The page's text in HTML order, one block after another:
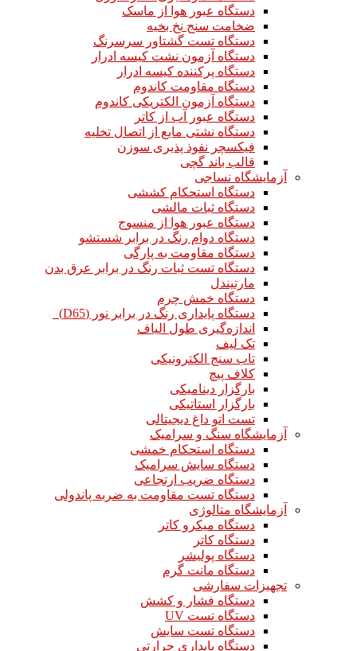
دستگاه عبور هوا از ماسک
ضخامت سنج نخ بخیه
دستگاه تست گشتاور سرسرنگ
دستگاه آزمون نشت کیسه ادرار
دستگاه پرکننده کیسه ادرار
دستگاه مقاومت کاندوم
دستگاه آزمون الکتریکی کاندوم
دستگاه عبور آب از کاتر
دستگاه نشتی مایع از اتصال تخلیه
فیکسچر نفوذ پذیری سوزن
قالب باند گچی
آزمایشگاه نساجی
دستگاه استحکام کششی
دستگاه ثبات مالشی
دستگاه عبور هوا از منسوج
دستگاه دوام رنگ در برابر شستشو
دستگاه مقاومت به پارگی
دستگاه تست ثبات رنگ در برابر عرق بدن
مارتیندل
دستگاه خمش چرم
دستگاه پایداری رنگ در برابر نور (D65)
اندازه‌گیری طول الیاف
تک لیف
تاب سنج الکترونیکی
کلاف پیچ
بارگزار دینامیکی
بارگزار استاتیکی
تست اتو داغ دیجیتالی
آزمایشگاه سنگ و سرامیک
دستگاه استحکام خمشی
دستگاه سایش سرامیک
دستگاه ضریب ارتجاعی
دستگاه تست مقاومت به ضربه پاندولی
آزمایشگاه متالوژی
دستگاه میکرو کاتر
دستگاه کاتر
دستگاه پولیشر
دستگاه مانت گرم
تجهیزات سفارشی
دستگاه فشار و کشش
دستگاه تست UV
دستگاه تست سایش
دستگاه پایداری حرارتی